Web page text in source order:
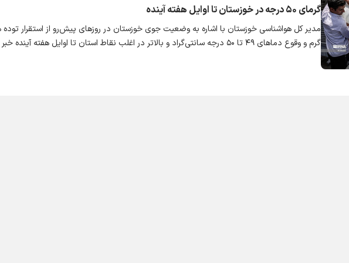
گرمای ۵۰ درجه در خوزستان تا اوایل هفته آینده
مدیر کل هواشناسی خوزستان با اشاره به وضعیت جوی خوزستان در روزهای پیش‌رو از استقرار توده
گرم و وقوع دماهای ۴۹ تا ۵۰ درجه سانتی‌گراد و بالاتر در اغلب نقاط استان تا اوایل هفته آینده خبر داد.